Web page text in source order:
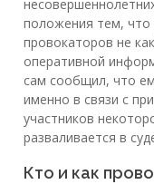
положения тем, что
провокаторов не
оперативной
сам сообщил, что
именно в связи с
участников
разваливается в
Кто и как